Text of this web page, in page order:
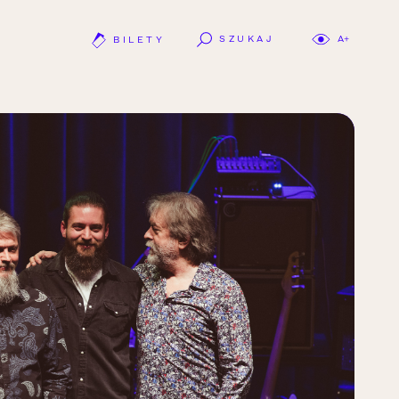
BILETY
OTWÓRZ LINK W NOWEJ KARCIE.
SZUKAJ A+